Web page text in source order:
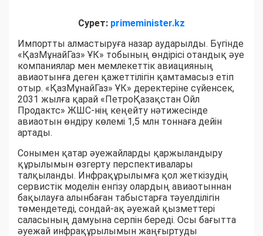
Сурет: primeminister.kz
Импортты алмастыруға назар аударылды. Бүгінде
«ҚазМұнайГаз» ҰК» тобының өндірісі отандық әуе
компаниялар мен мемлекеттік авиацияның
авиаотынға деген қажеттілігін қамтамасыз етіп
отыр. «ҚазМұнайГаз» ҰК» деректеріне сүйенсек,
2031 жылға қарай «ПетроҚазақстан Ойл
Продактс» ЖШС-нің кеңейту нәтижесінде
авиаотын өндіру көлемі 1,5 млн тоннаға дейін
артады.
Сонымен қатар әуежайларды қаржыландыру
құрылымын өзгерту перспективалары
талқыланды. Инфрақұрылымға қол жеткізудің
сервистік моделін енгізу олардың авиаотыннан
бақылауға алынбаған табыстарға тәуелділігін
төмендетеді, сондай-ақ әуежай қызметтері
саласының дамуына серпін береді. Осы бағытта
әуежай инфрақұрылымын жаңғыртуды